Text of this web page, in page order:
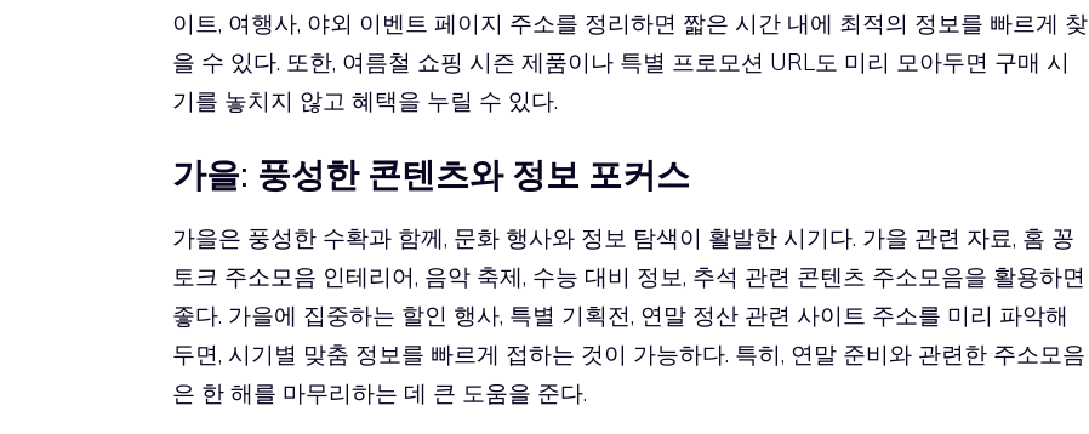
이트, 여행사, 야외 이벤트 페이지 주소를 정리하면 짧은 시간 내에 최적의 정보를 빠르게 찾
을 수 있다. 또한, 여름철 쇼핑 시즌 제품이나 특별 프로모션 URL도 미리 모아두면 구매 시
기를 놓치지 않고 혜택을 누릴 수 있다.
가을: 풍성한 콘텐츠와 정보 포커스
가을은 풍성한 수확과 함께, 문화 행사와 정보 탐색이 활발한 시기다. 가을 관련 자료, 홈 꽁
토크 주소모음 인테리어, 음악 축제, 수능 대비 정보, 추석 관련 콘텐츠 주소모음을 활용하면
좋다. 가을에 집중하는 할인 행사, 특별 기획전, 연말 정산 관련 사이트 주소를 미리 파악해
두면, 시기별 맞춤 정보를 빠르게 접하는 것이 가능하다. 특히, 연말 준비와 관련한 주소모음
은 한 해를 마무리하는 데 큰 도움을 준다.